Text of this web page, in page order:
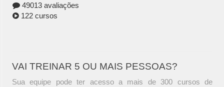
49013 avaliações
122 cursos
VAI TREINAR 5 OU MAIS PESSOAS?
Sua equipe pode ter acesso a mais de 300 cursos de